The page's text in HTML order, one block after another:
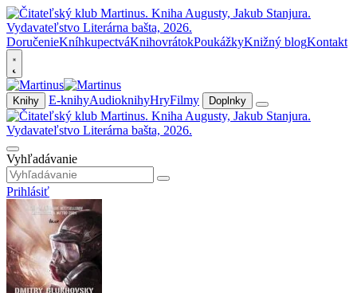
DoručenieKníhkupectváKnihovrátokPoukážkyKnižný blogKontakt
Knihy E-knihyAudioknihyHryFilmy Doplnky
Vyhľadávanie
Prihlásiť